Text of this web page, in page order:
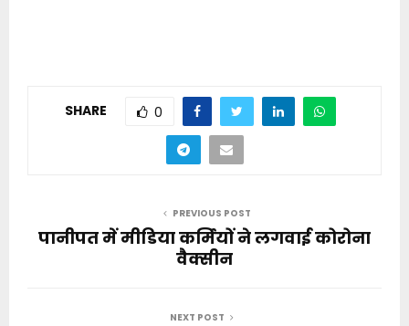
SHARE 0
PREVIOUS POST
पानीपत में मीडिया कर्मियों ने लगवाई कोरोना
वैक्सीन
NEXT POST